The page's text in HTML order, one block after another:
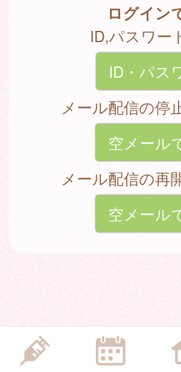
ログイン
ID,パスワー
ID・パス
メール配信の停
空メール
メール配信の再
空メール